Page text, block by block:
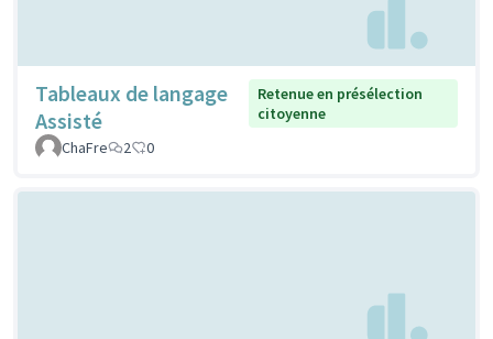
Tableaux de langage
Assisté
Retenue en présélection
citoyenne
ChaFre
2 0